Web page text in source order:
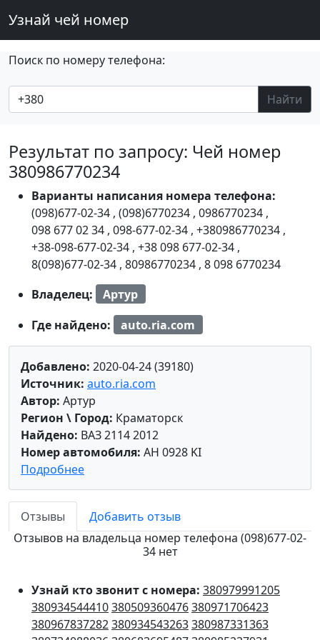
Узнай чей номер
Поиск по номеру телефона:
Найти
Результат по запросу: Чей номер
380986770234
Варианты написания номера телефона:
(098)677-02-34 , (098)6770234 , 0986770234 ,
098 677 02 34 , 098-677-02-34 , +380986770234 ,
+38-098-677-02-34 , +38 098 677-02-34 ,
8(098)677-02-34 , 80986770234 , 8 098 6770234
Владелец:
Артур
Где найдено:
auto.ria.com
Добавлено: 2020-04-24 (39180)
Источник: auto.ria.com
Автор: Артур
Регион \ Город: Краматорск
Найдено: ВАЗ 2114 2012
Номер автомобиля: AH 0928 KI
Подробнее
Отзывы
Добавить отзыв
Отзывов на владельца номер телефона (098)677-02-
34 нет
Узнай кто звонит с номера: 380979991205
380934544410380509360476380971706423
380967837282380934543263380987331363